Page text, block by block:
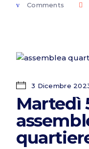
Comments
3 Dicembre
Martedì